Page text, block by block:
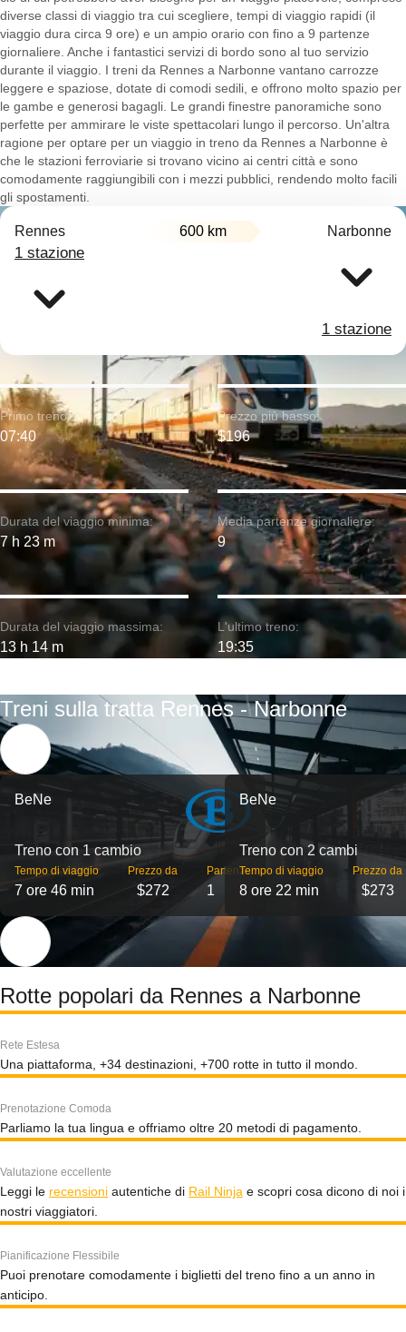
diverse classi di viaggio tra cui scegliere, tempi di viaggio rapidi (il
viaggio dura circa 9 ore) e un ampio orario con fino a 9 partenze
giornaliere. Anche i fantastici servizi di bordo sono al tuo servizio
durante il viaggio. I treni da Rennes a Narbonne vantano carrozze
leggere e spaziose, dotate di comodi sedili, e offrono molto spazio per
le gambe e generosi bagagli. Le grandi finestre panoramiche sono
perfette per ammirare le viste spettacolari lungo il percorso. Un'altra
ragione per optare per un viaggio in treno da Rennes a Narbonne è
che le stazioni ferroviarie si trovano vicino ai centri città e sono
comodamente raggiungibili con i mezzi pubblici, rendendo molto facili
gli spostamenti.
Rennes 600 km Narbonne
1 stazione
1 stazione
Durata del viaggio minima:
7 h 23 m
Primo treno:
07:40
Durata del viaggio massima:
13 h 14 m
Prezzo più basso:
$196
Media partenze giornaliere:
9
L'ultimo treno:
19:35
Treni sulla tratta Rennes - Narbonne
BeNe
Treno con 1 cambio
Tempo di viaggio
7 ore 46 min
Prezzo da
$272
Partenze
1
BeNe
Treno con 2 cambi
Tempo di viaggio
8 ore 22 min
Prezzo da
$273
Rotte popolari da Rennes a Narbonne
Rete Estesa
Una piattaforma, +34 destinazioni, +700 rotte in tutto il mondo.
Prenotazione Comoda
Parliamo la tua lingua e offriamo oltre 20 metodi di pagamento.
Valutazione eccellente
Leggi le recensioni autentiche di Rail Ninja e scopri cosa dicono di noi i
nostri viaggiatori.
Pianificazione Flessibile
Puoi prenotare comodamente i biglietti del treno fino a un anno in
anticipo.